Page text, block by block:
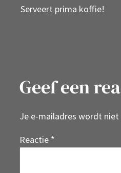
Serveert prima koffie!
Geef een
Je e-mailadres wordt niet
Reactie *